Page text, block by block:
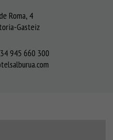
Roma, 4
Gasteiz
945 660 300